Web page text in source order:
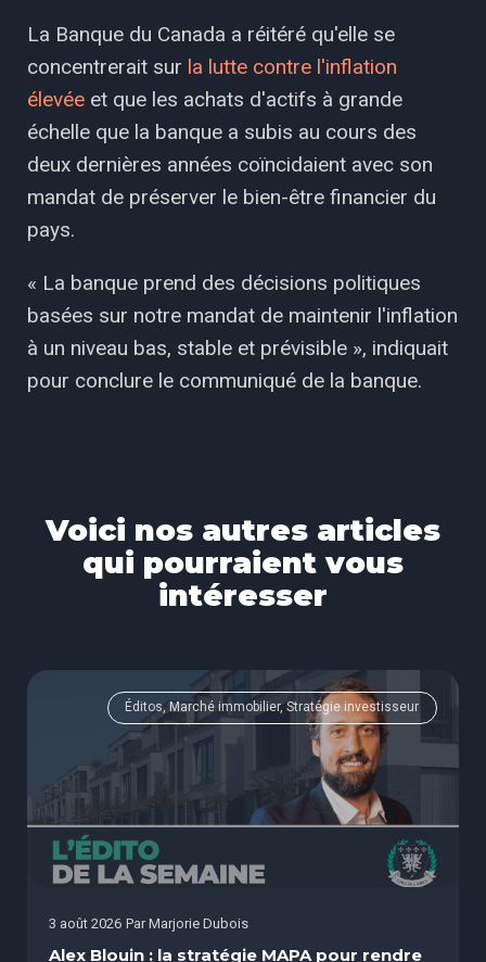
La Banque du Canada a réitéré qu'elle se
concentrerait sur la lutte contre l'inflation
élevée et que les achats d'actifs à grande
échelle que la banque a subis au cours des
deux dernières années coïncidaient avec son
mandat de préserver le bien-être financier du
pays.
« La banque prend des décisions politiques
basées sur notre mandat de maintenir l'inflation
à un niveau bas, stable et prévisible », indiquait
pour conclure le communiqué de la banque.
Voici nos autres articles
qui pourraient vous
intéresser
Éditos, Marché immobilier, Stratégie investisseur
3 août 2026 Par Marjorie Dubois
Alex Blouin : la stratégie MAPA pour rendre